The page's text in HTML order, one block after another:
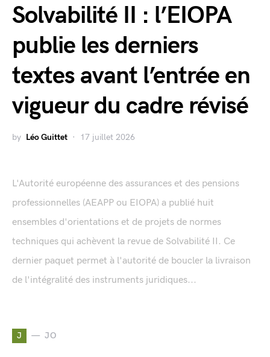
Solvabilité II : l’EIOPA
publie les derniers
textes avant l’entrée en
vigueur du cadre révisé
by Léo Guittet 17 juillet 2026
L'Autorité européenne des assurances et des pensions
professionnelles (AEAPP ou EIOPA) a publié huit
ensembles d'orientations et de projets de normes
techniques qui achèvent la revue de Solvabilité II. Ce
dernier paquet permet à l'autorité de boucler la livraison
de l'intégralité des instruments juridiques...
J JO